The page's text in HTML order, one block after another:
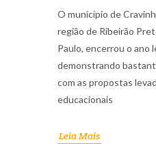
O município de
região de Ribeirão
Paulo, encerrou o ano
demonstrando
com as propostas
educacionais
Leia Mais